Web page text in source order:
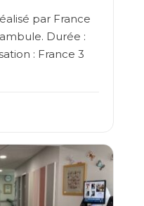
par France
Durée :
: France 3